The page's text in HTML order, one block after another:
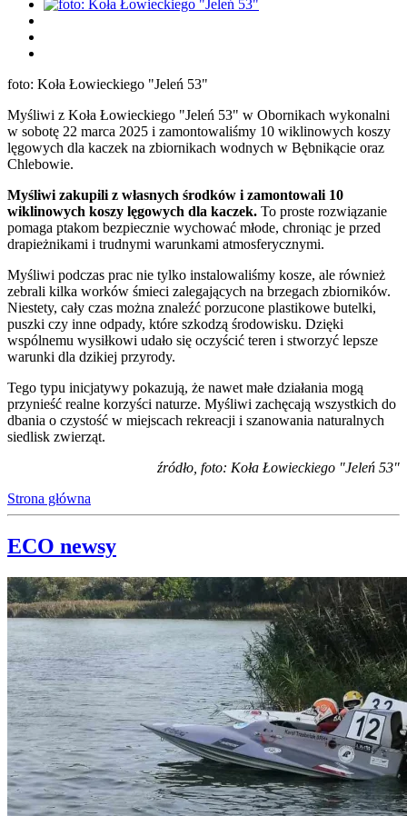
foto: Koła Łowieckiego "Jeleń 53"
Myśliwi z Koła Łowieckiego "Jeleń 53" w Obornikach wykonalni
w sobotę 22 marca 2025 i zamontowaliśmy 10 wiklinowych koszy
lęgowych dla kaczek na zbiornikach wodnych w Bębnikącie oraz
Chlebowie.
Myśliwi zakupili z własnych środków i zamontowali 10
wiklinowych koszy lęgowych dla kaczek. To proste rozwiązanie
pomaga ptakom bezpiecznie wychować młode, chroniąc je przed
drapieżnikami i trudnymi warunkami atmosferycznymi.
Myśliwi podczas prac nie tylko instalowaliśmy kosze, ale również
zebrali kilka worków śmieci zalegających na brzegach zbiorników.
Niestety, cały czas można znaleźć porzucone plastikowe butelki,
puszki czy inne odpady, które szkodzą środowisku. Dzięki
wspólnemu wysiłkowi udało się oczyścić teren i stworzyć lepsze
warunki dla dzikiej przyrody.
Tego typu inicjatywy pokazują, że nawet małe działania mogą
przynieść realne korzyści naturze. Myśliwi zachęcają wszystkich do
dbania o czystość w miejscach rekreacji i szanowania naturalnych
siedlisk zwierząt.
źródło, foto: Koła Łowieckiego "Jeleń 53"
Strona główna
ECO newsy